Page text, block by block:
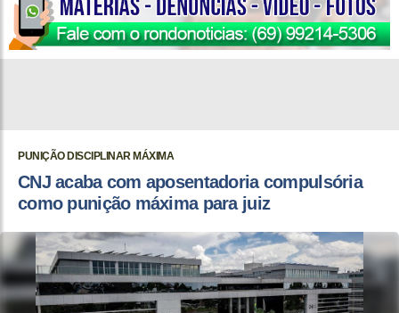
PUNIÇÃO DISCIPLINAR MÁXIMA
CNJ acaba com aposentadoria compulsória
como punição máxima para juiz